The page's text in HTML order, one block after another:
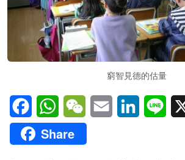
窮智見德的估量
FacebookWhatsAppWeChatEmail LinkedInLine
Share